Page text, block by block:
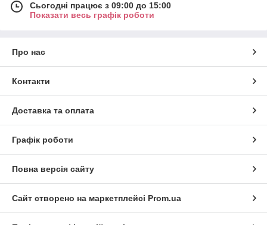
Сьогодні працює з 09:00 до 15:00
Показати весь графік роботи
Про нас
Контакти
Доставка та оплата
Графік роботи
Повна версія сайту
Сайт створено на маркетплейсі Prom.ua